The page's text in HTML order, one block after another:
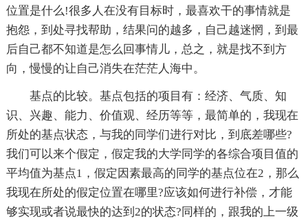
位置是什么!很多人在没有目标时，最喜欢干的事情就是
抱怨，到处寻找帮助，结果问的越多，自己越迷惘，到最
后自己都不知道是怎么回事情儿，总之，就是找不到方
向，慢慢的让自己消失在茫茫人海中。
基点的比较。基点包括的项目有：经济、气质、知
识、兴趣、能力、价值观、经历等等，最简单的，我现在
所处的基点状态，与我的同学们进行对比，到底差哪些?
我们可以来个假定，假定我的大学同学的各综合项目值的
平均值为基点1，假定因素最高的同学的基点位在2，那么
我现在所处的假定位置在哪里?应该如何进行补偿，才能
够实现或者说最快的达到2的状态?同样的，跟我的上一级